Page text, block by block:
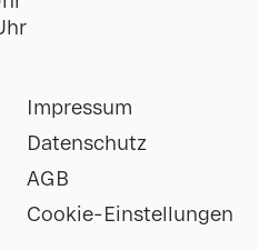
Impressum
Datenschutz
AGB
Cookie-Einstellungen